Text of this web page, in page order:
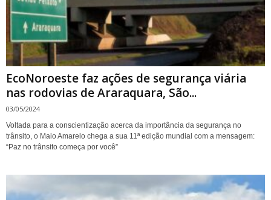
EcoNoroeste faz ações de segurança viária
nas rodovias de Araraquara, São...
03/05/2024
Voltada para a conscientização acerca da importância da segurança no
trânsito, o Maio Amarelo chega a sua 11ª edição mundial com a mensagem:
“Paz no trânsito começa por você”